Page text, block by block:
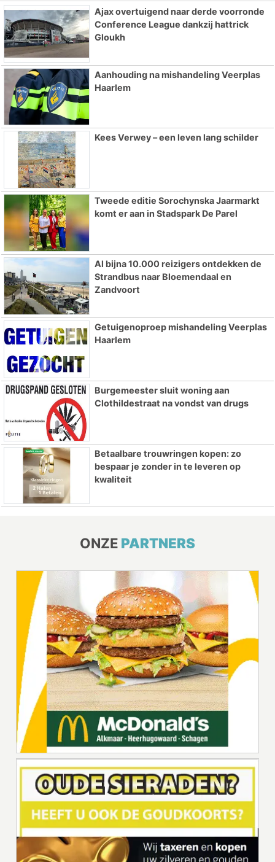
Ajax overtuigend naar derde voorronde
Conference League dankzij hattrick
Gloukh
Aanhouding na mishandeling Veerplas
Haarlem
Kees Verwey – een leven lang schilder
Tweede editie Sorochynska Jaarmarkt
komt er aan in Stadspark De Parel
Al bijna 10.000 reizigers ontdekken de
Strandbus naar Bloemendaal en
Zandvoort
Getuigenoproep mishandeling Veerplas
Haarlem
Burgemeester sluit woning aan
Clothildestraat na vondst van drugs
Betaalbare trouwringen kopen: zo
bespaar je zonder in te leveren op
kwaliteit
ONZE PARTNERS